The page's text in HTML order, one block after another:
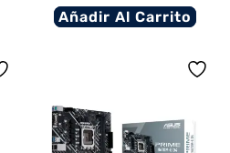
Añadir Al Carrito